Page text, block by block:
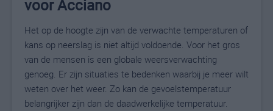
voor Acciano
Het op de hoogte zijn van de verwachte temperaturen of
kans op neerslag is niet altijd voldoende. Voor het gros
van de mensen is een globale weersverwachting
genoeg. Er zijn situaties te bedenken waarbij je meer wilt
weten over het weer. Zo kan de gevoelstemperatuur
belangrijker zijn dan de daadwerkelijke temperatuur.